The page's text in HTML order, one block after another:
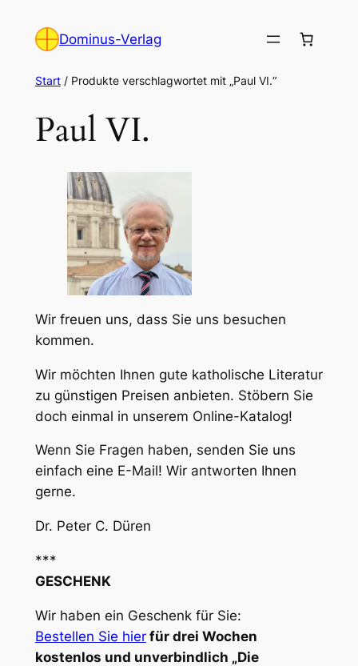
Inhalt
Dominus-Verlag
Start/ Produkte verschlagwortet mit „Paul VI.“
Paul VI.
Wir freuen uns, dass Sie uns besuchen
kommen.
Wir möchten Ihnen gute katholische Literatur
zu günstigen Preisen anbieten. Stöbern Sie
doch einmal in unserem Online-Katalog!
Wenn Sie Fragen haben, senden Sie uns
einfach eine E-Mail! Wir antworten Ihnen
gerne.
Dr. Peter C. Düren
***
GESCHENK
Wir haben ein Geschenk für Sie:
Bestellen Sie hier für drei Wochen
kostenlos und unverbindlich „Die